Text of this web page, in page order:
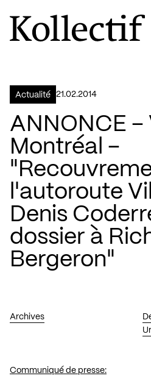
Aller à la page d'accueil
Logo Kollectif
Actualité 21.02.2014
ANNONCE –
Montréal –
l'autoroute
Denis
dossier à
Bergeron"
Archives
Communiqué de presse: